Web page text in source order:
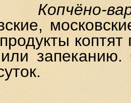
Копчёно-
запеканию.